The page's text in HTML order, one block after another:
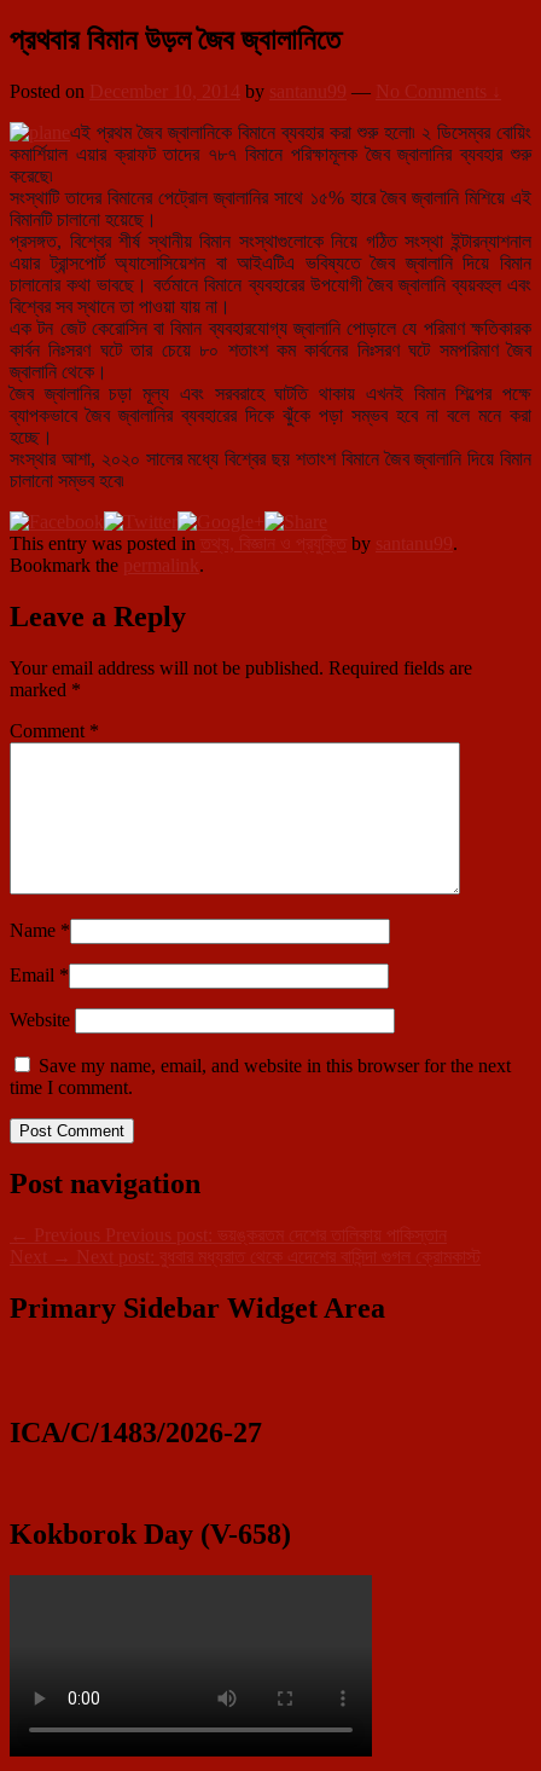
প্রথবার বিমান উড়ল জৈব জ্বালানিতে
Posted on December 10, 2014 by santanu99 — No Comments ↓
এই প্রথম জৈব জ্বালানিকে বিমানে ব্যবহার করা শুরু হলো৷ ২ ডিসেম্বর বোয়িং
কমার্শিয়াল এয়ার ক্রাফট তাদের ৭৮৭ বিমানে পরিক্ষামূলক জৈব জ্বালানির ব্যবহার শুরু
করেছে৷
সংস্থাটি তাদের বিমানের পেট্রোল জ্বালানির সাথে ১৫% হারে জৈব জ্বালানি মিশিয়ে এই
বিমানটি চালানো হয়েছে।
প্রসঙ্গত, বিশ্বের শীর্ষ স্থানীয় বিমান সংস্থাগুলোকে নিয়ে গঠিত সংস্থা ইন্টারন্যাশনাল
এয়ার ট্রান্সপোর্ট অ্যাসোসিয়েশন বা আইএটিএ ভবিষ্যতে জৈব জ্বালানি দিয়ে বিমান
চালানোর কথা ভাবছে। বর্তমানে বিমানে ব্যবহারের উপযোগী জৈব জ্বালানি ব্যয়বহুল এবং
বিশ্বের সব স্থানে তা পাওয়া যায় না।
এক টন জেট কেরোসিন বা বিমান ব্যবহারযোগ্য জ্বালানি পোড়ালে যে পরিমাণ ক্ষতিকারক
কার্বন নিঃসরণ ঘটে তার চেয়ে ৮০ শতাংশ কম কার্বনের নিঃসরণ ঘটে সমপরিমাণ জৈব
জ্বালানি থেকে।
জৈব জ্বালানির চড়া মূল্য এবং সরবরাহে ঘাটতি থাকায় এখনই বিমান শিল্পের পক্ষে
ব্যাপকভাবে জৈব জ্বালানির ব্যবহারের দিকে ঝুঁকে পড়া সম্ভব হবে না বলে মনে করা
হচ্ছে।
সংস্থার আশা, ২০২০ সালের মধ্যে বিশ্বের ছয় শতাংশ বিমানে জৈব জ্বালানি দিয়ে বিমান
চালানো সম্ভব হবে৷
This entry was posted in তথ্য, বিজ্ঞান ও প্রযুক্তি by santanu99.
Bookmark the permalink.
Leave a Reply
Your email address will not be published. Required fields are
marked *
Comment *
Name *
Email *
Website
Save my name, email, and website in this browser for the next
time I comment.
Post navigation
← Previous Previous post:
ভয়ঙ্করতম দেশের তালিকায় পাকিস্তান
Next → Next post: বুধবার মধ্যরাত থেকে এদেশের বাসিন্দা গুগল ক্রোমকাস্ট
Primary Sidebar Widget Area
ICA/C/1483/2026-27
Kokborok Day (V-658)